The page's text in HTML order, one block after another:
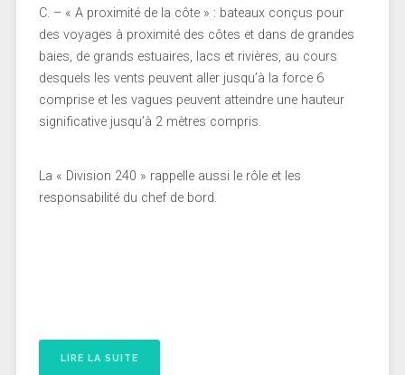
C. – « A proximité de la côte » : bateaux conçus pour
des voyages à proximité des côtes et dans de grandes
baies, de grands estuaires, lacs et rivières, au cours
desquels les vents peuvent aller jusqu’à la force 6
comprise et les vagues peuvent atteindre une hauteur
significative jusqu’à 2 mètres compris.
La « Division 240 » rappelle aussi le rôle et les
responsabilité du chef de bord.
LIRE LA SUITE